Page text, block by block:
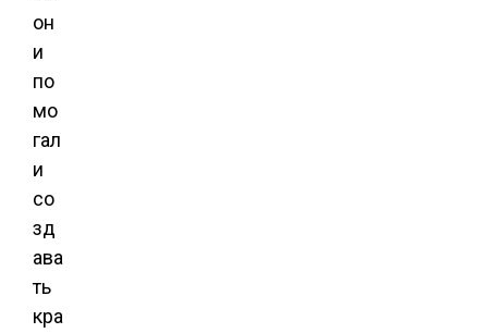
он
и
по
мо
гал
и
со
зд
ава
ть
кра